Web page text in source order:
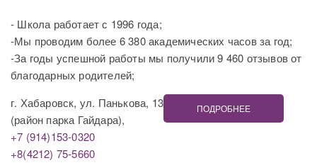
- Школа работает с 1996 года;
-Мы проводим более 6 380 академических часов за год;
-За годы успешной работы мы получили 9 460 отзывов от
благодарных родителей;
г. Хабаровск, ул. Панькова, 13
(район парка Гайдара),
+7 (914)153-0320
+8(4212) 75-5660
ПОДРОБНЕЕ